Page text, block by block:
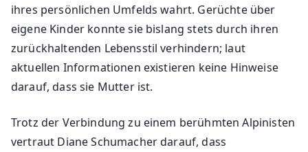
ihres persönlichen Umfelds wahrt. Gerüchte über
eigene Kinder konnte sie bislang stets durch ihren
zurückhaltenden Lebensstil verhindern; laut
aktuellen Informationen existieren keine Hinweise
darauf, dass sie Mutter ist.
Trotz der Verbindung zu einem berühmten Alpinisten
vertraut Diane Schumacher darauf, dass